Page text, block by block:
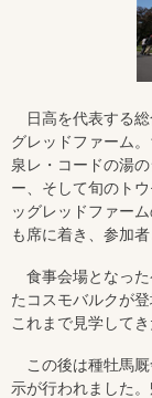
日高を代表する
グレッドファーム
泉レ・コードの湯
ー、そして旬のト
ッグレッドファー
も席に着き、参加
食事会場となっ
たコスモバルクが
これまで見学して
この後は種牡馬
示が行われました